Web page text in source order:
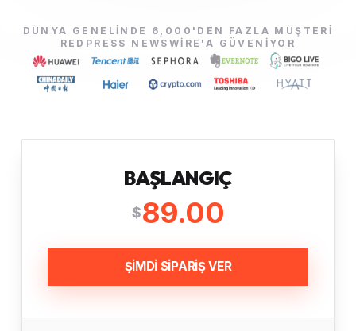
DÜNYA GENELINDE 6,000'DEN FAZLA MÜŞTERI
REDPRESS NEWSWIRE'A GÜVENIYOR
BAŞLANGIÇ
$89.00
ŞİMDİ SİPARİŞ VER